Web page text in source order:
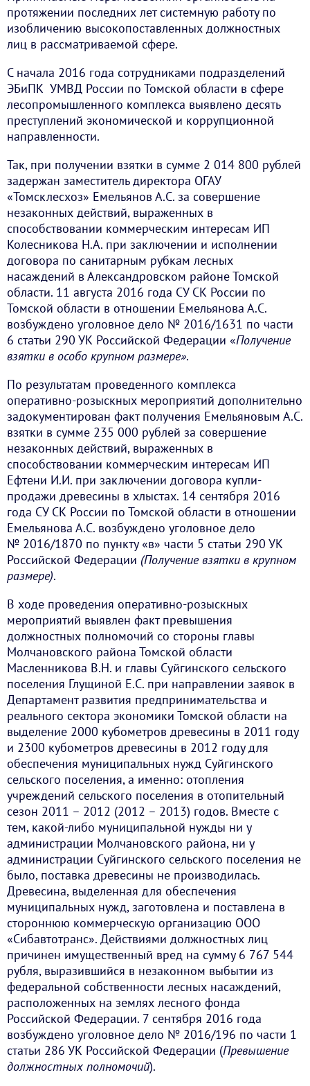
протяжении последних лет системную работу по
изобличению высокопоставленных должностных
лиц в рассматриваемой сфере.
С начала 2016 года сотрудниками подразделений
ЭБиПК УМВД России по Томской области в сфере
лесопромышленного комплекса выявлено десять
преступлений экономической и коррупционной
направленности.
Так, при получении взятки в сумме 2 014 800 рублей
задержан заместитель директора ОГАУ
«Томсклесхоз» Емельянов А.С. за совершение
незаконных действий, выраженных в
способствовании коммерческим интересам ИП
Колесникова Н.А. при заключении и исполнении
договора по санитарным рубкам лесных
насаждений в Александровском районе Томской
области. 11 августа 2016 года СУ СК России по
Томской области в отношении Емельянова А.С.
возбуждено уголовное дело № 2016/1631 по части
6 статьи 290 УК Российской Федерации «Получение
взятки в особо крупном размере».
По результатам проведенного комплекса
оперативно-розыскных мероприятий дополнительно
задокументирован факт получения Емельяновым А.С.
взятки в сумме 235 000 рублей за совершение
незаконных действий, выраженных в
способствовании коммерческим интересам ИП
Ефтени И.И. при заключении договора купли-
продажи древесины в хлыстах. 14 сентября 2016
года СУ СК России по Томской области в отношении
Емельянова А.С. возбуждено уголовное дело
№ 2016/1870 по пункту «в» части 5 статьи 290 УК
Российской Федерации (Получение взятки в крупном
размере).
В ходе проведения оперативно-розыскных
мероприятий выявлен факт превышения
должностных полномочий со стороны главы
Молчановского района Томской области
Масленникова В.Н. и главы Суйгинского сельского
поселения Глущиной Е.С. при направлении заявок в
Департамент развития предпринимательства и
реального сектора экономики Томской области на
выделение 2000 кубометров древесины в 2011 году
и 2300 кубометров древесины в 2012 году для
обеспечения муниципальных нужд Суйгинского
сельского поселения, а именно: отопления
учреждений сельского поселения в отопительный
сезон 2011 – 2012 (2012 – 2013) годов. Вместе с
тем, какой-либо муниципальной нужды ни у
администрации Молчановского района, ни у
администрации Суйгинского сельского поселения не
было, поставка древесины не производилась.
Древесина, выделенная для обеспечения
муниципальных нужд, заготовлена и поставлена в
стороннюю коммерческую организацию ООО
«Сибавтотранс». Действиями должностных лиц
причинен имущественный вред на сумму 6 767 544
рубля, выразившийся в незаконном выбытии из
федеральной собственности лесных насаждений,
расположенных на землях лесного фонда
Российской Федерации. 7 сентября 2016 года
возбуждено уголовное дело № 2016/196 по части 1
статьи 286 УК Российской Федерации (Превышение
должностных полномочий).